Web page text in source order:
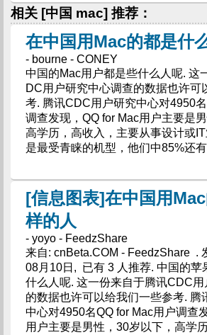
相关 [中国 mac] 推荐：
在中国用Mac的都是什
- bourne - CONEY
中国的Mac用户都是些什么人呢. 这
DC用户研究中心调查的数据也许可
考. 腾讯CDC用户研究中心对4950
调查发现，QQ for Mac用户主要是
高学历，高收入，主要从事设计或
是最受青睐的机型，他们中85%还
[信息图表]在中国用
样的人
- yoyo - FeedzShare
来自: cnBeta.COM - FeedzShare .
08月10日, 已有 3 人推荐. 中国的苹
什么人呢. 这一份来自于腾讯CDC
的数据也许可以给我们一些参考. 腾
中心对4950名QQ for Mac用户调查
用户主要是男性，30岁以下，高学